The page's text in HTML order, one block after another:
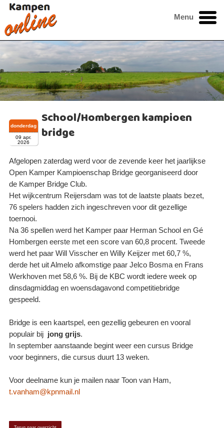
Menu
School/Hombergen kampioen
bridge
donderdag
09 apr.
2026
Afgelopen zaterdag werd voor de zevende keer het jaarlijkse
Open Kamper Kampioenschap Bridge georganiseerd door
de Kamper Bridge Club.
Het wijkcentrum Reijersdam was tot de laatste plaats bezet,
76 spelers hadden zich ingeschreven voor dit gezellige
toernooi.
Na 36 spellen werd het Kamper paar Herman School en Gé
Hombergen eerste met een score van 60,8 procent. Tweede
werd het paar Will Visscher en Willy Keijzer met 60,7 %,
derde het uit Almelo afkomstige paar Jelco Bosma en Frans
Werkhoven met 58,6 %. Bij de KBC wordt iedere week op
dinsdagmiddag en woensdagavond competitiebridge
gespeeld.
Bridge is een kaartspel, een gezellig gebeuren en vooral
populair bij jong grijs.
In september aanstaande begint weer een cursus Bridge
voor beginners, die cursus duurt 13 weken.
Voor deelname kun je mailen naar Toon van Ham,
t.vanham@kpnmail.nl